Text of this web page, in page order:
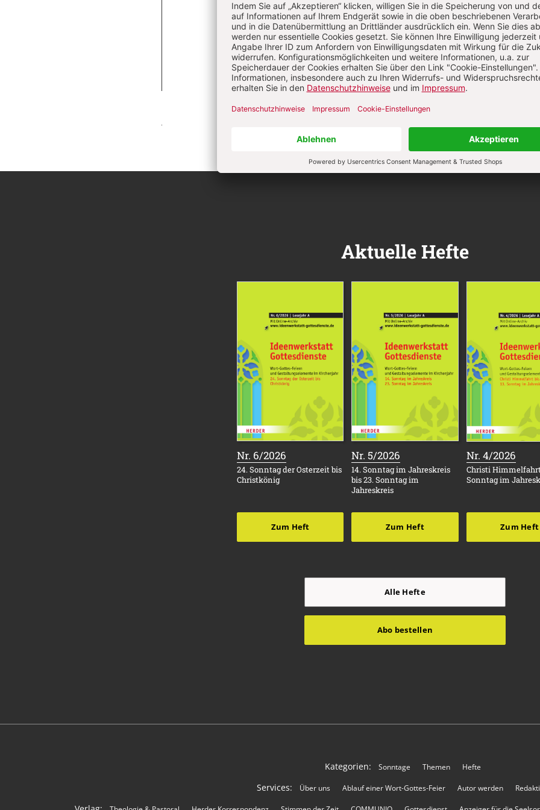
Aktuelle Hefte
Nr. 6/2026
24. Sonntag der Osterzeit bis
Christkönig
Zum Heft
Nr. 5/2026
14. Sonntag im Jahreskreis
bis 23. Sonntag im
Jahreskreis
Zum Heft
Nr. 4/2026
Christi Himmelfahrt
Sonntag im
Zum Heft
Alle Hefte
Abo bestellen
Kategorien: Sonntage Themen Hefte
Services: Über uns Ablauf einer Wort-Gottes-Feier Autor werden